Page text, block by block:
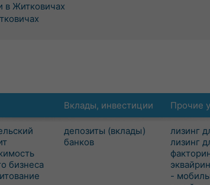
в Житковичах
бизнеса
Вклады, инвестиции
депозиты (вклады)
банков
Прочие
лизинг
лизинг
-